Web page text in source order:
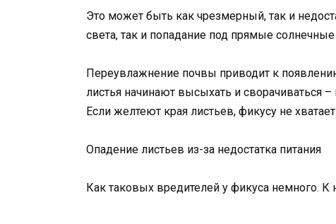
Это может быть как чрезмерный, так и
света, так и попадание под прямые солнечные
Переувлажнение почвы приводит к
листья начинают высыхать и сворачиваться
Если желтеют края листьев, фикусу не
Опадение листьев из-за недостатка питания
Как таковых вредителей у фикуса немного. К